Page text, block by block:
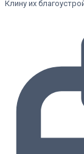
Клину их